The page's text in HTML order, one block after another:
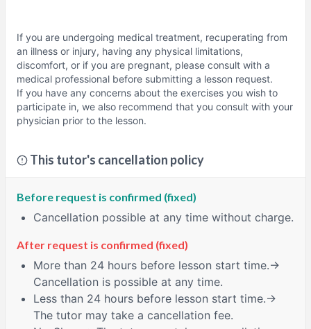
If you are undergoing medical treatment, recuperating from
an illness or injury, having any physical limitations,
discomfort, or if you are pregnant, please consult with a
medical professional before submitting a lesson request.
If you have any concerns about the exercises you wish to
participate in, we also recommend that you consult with your
physician prior to the lesson.
This tutor's cancellation policy
Before request is confirmed (fixed)
Cancellation possible at any time without charge.
After request is confirmed (fixed)
More than 24 hours before lesson start time.→
Cancellation is possible at any time.
Less than 24 hours before lesson start time.→
The tutor may take a cancellation fee.